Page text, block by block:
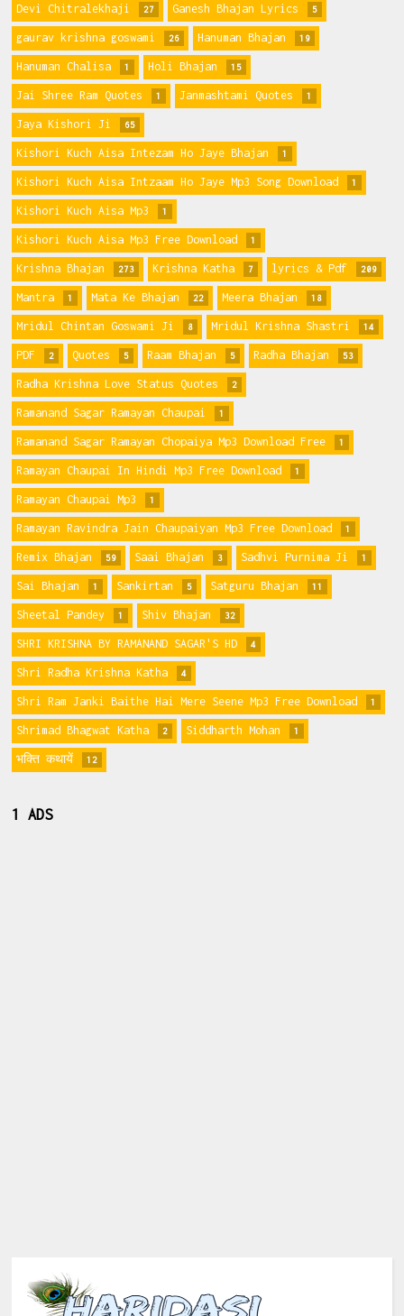
Devi Chitralekhaji 27 Ganesh Bhajan Lyrics 5
gaurav krishna goswami 26 Hanuman Bhajan 19
Hanuman Chalisa 1 Holi Bhajan 15
Jai Shree Ram Quotes 1 Janmashtami Quotes 1
Jaya Kishori Ji 65
Kishori Kuch Aisa Intezam Ho Jaye Bhajan 1
Kishori Kuch Aisa Intzaam Ho Jaye Mp3 Song Download 1
Kishori Kuch Aisa Mp3 1
Kishori Kuch Aisa Mp3 Free Download 1
Krishna Bhajan 273 Krishna Katha 7 lyrics & Pdf 209
Mantra 1 Mata Ke Bhajan 22 Meera Bhajan 18
Mridul Chintan Goswami Ji 8 Mridul Krishna Shastri 14
PDF 2 Quotes 5 Raam Bhajan 5 Radha Bhajan 53
Radha Krishna Love Status Quotes 2
Ramanand Sagar Ramayan Chaupai 1
Ramanand Sagar Ramayan Chopaiya Mp3 Download Free 1
Ramayan Chaupai In Hindi Mp3 Free Download 1
Ramayan Chaupai Mp3 1
Ramayan Ravindra Jain Chaupaiyan Mp3 Free Download 1
Remix Bhajan 59 Saai Bhajan 3 Sadhvi Purnima Ji 1
Sai Bhajan 1 Sankirtan 5 Satguru Bhajan 11
Sheetal Pandey 1 Shiv Bhajan 32
SHRI KRISHNA BY RAMANAND SAGAR'S HD 4
Shri Radha Krishna Katha 4
Shri Ram Janki Baithe Hai Mere Seene Mp3 Free Download 1
Shrimad Bhagwat Katha 2 Siddharth Mohan 1
भक्ति कथायें 12
1 ADS